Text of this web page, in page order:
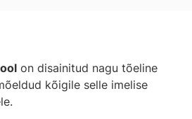
on disainitud nagu tõeline
kõigile selle imelise